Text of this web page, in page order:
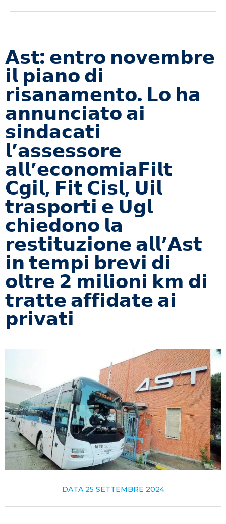
𝗔𝘀𝘁: 𝗲𝗻𝘁𝗿𝗼 𝗻𝗼𝘃𝗲𝗺𝗯𝗿𝗲
𝗶𝗹 𝗽𝗶𝗮𝗻𝗼 𝗱𝗶
𝗿𝗶𝘀𝗮𝗻𝗮𝗺𝗲𝗻𝘁𝗼. 𝗟𝗼 𝗵𝗮
𝗮𝗻𝗻𝘂𝗻𝗰𝗶𝗮𝘁𝗼 𝗮𝗶
𝘀𝗶𝗻𝗱𝗮𝗰𝗮𝘁𝗶
𝗹’𝗮𝘀𝘀𝗲𝘀𝘀𝗼𝗿𝗲
𝗮𝗹𝗹’𝗲𝗰𝗼𝗻𝗼𝗺𝗶𝗮𝗙𝗶𝗹𝘁
𝗖𝗴𝗶𝗹, 𝗙𝗶𝘁 𝗖𝗶𝘀𝗹, 𝗨𝗶𝗹
𝘁𝗿𝗮𝘀𝗽𝗼𝗿𝘁𝗶 𝗲 𝗨𝗴𝗹
𝗰𝗵𝗶𝗲𝗱𝗼𝗻𝗼 𝗹𝗮
𝗿𝗲𝘀𝘁𝗶𝘁𝘂𝘇𝗶𝗼𝗻𝗲 𝗮𝗹𝗹’𝗔𝘀𝘁
𝗶𝗻 𝘁𝗲𝗺𝗽𝗶 𝗯𝗿𝗲𝘃𝗶 𝗱𝗶
𝗼𝗹𝘁𝗿𝗲 𝟮 𝗺𝗶𝗹𝗶𝗼𝗻𝗶 𝗸𝗺 𝗱𝗶
𝘁𝗿𝗮𝘁𝘁𝗲 𝗮𝗳𝗳𝗶𝗱𝗮𝘁𝗲 𝗮𝗶
𝗽𝗿𝗶𝘃𝗮𝘁𝗶
DATA 25 SETTEMBRE 2024